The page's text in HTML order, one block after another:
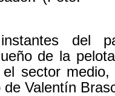
del
de la
sector medio,
Valentín